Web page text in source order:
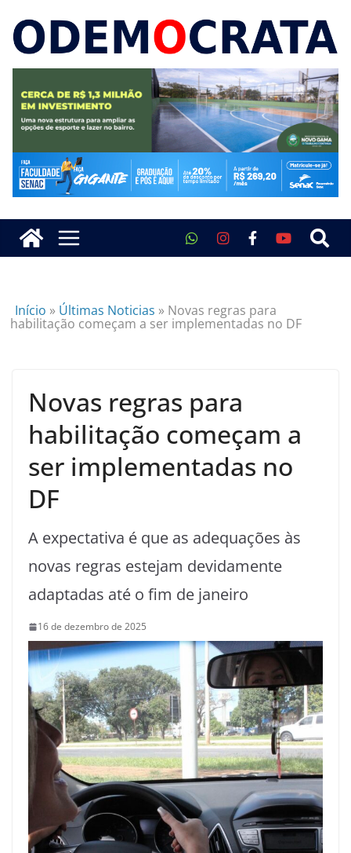
Início » Últimas Noticias » Novas regras para
habilitação começam a ser implementadas no DF
Novas regras para
habilitação começam a
ser implementadas no
DF
A expectativa é que as adequações às
novas regras estejam devidamente
adaptadas até o fim de janeiro
16 de dezembro de 2025